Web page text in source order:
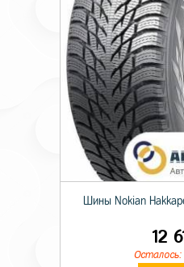
Шины Nokian
12